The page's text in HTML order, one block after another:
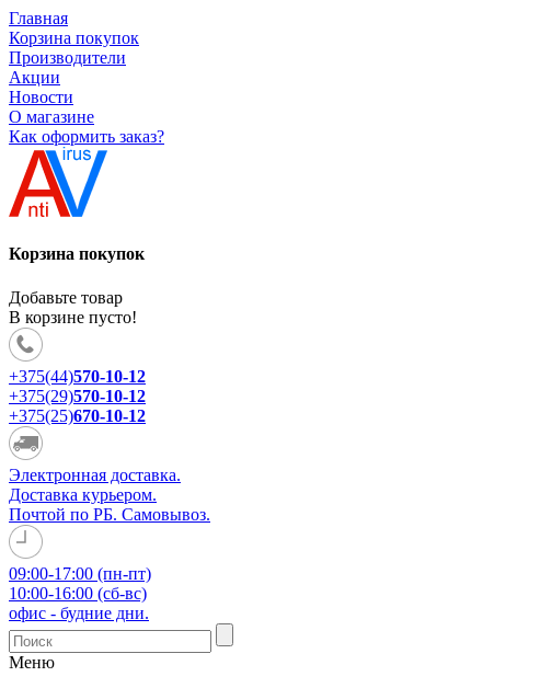
Главная
Корзина покупок
Производители
Акции
Новости
О магазине
Как оформить заказ?
Корзина покупок
Добавьте товар
В корзине пусто!
+375(44)570-10-12
+375(29)570-10-12
+375(25)670-10-12
Электронная доставка.
Доставка курьером.
Почтой по РБ. Самовывоз.
09:00-17:00 (пн-пт)
10:00-16:00 (сб-вс)
офис - будние дни.
Меню